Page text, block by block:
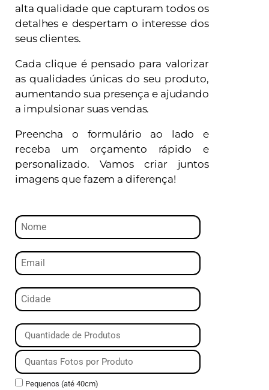
alta qualidade que capturam todos os
detalhes e despertam o interesse dos
seus clientes.
Cada clique é pensado para valorizar
as qualidades únicas do seu produto,
aumentando sua presença e ajudando
a impulsionar suas vendas.
Preencha o formulário ao lado e
receba um orçamento rápido e
personalizado. Vamos criar juntos
imagens que fazem a diferença!
Pequenos (até 40cm)